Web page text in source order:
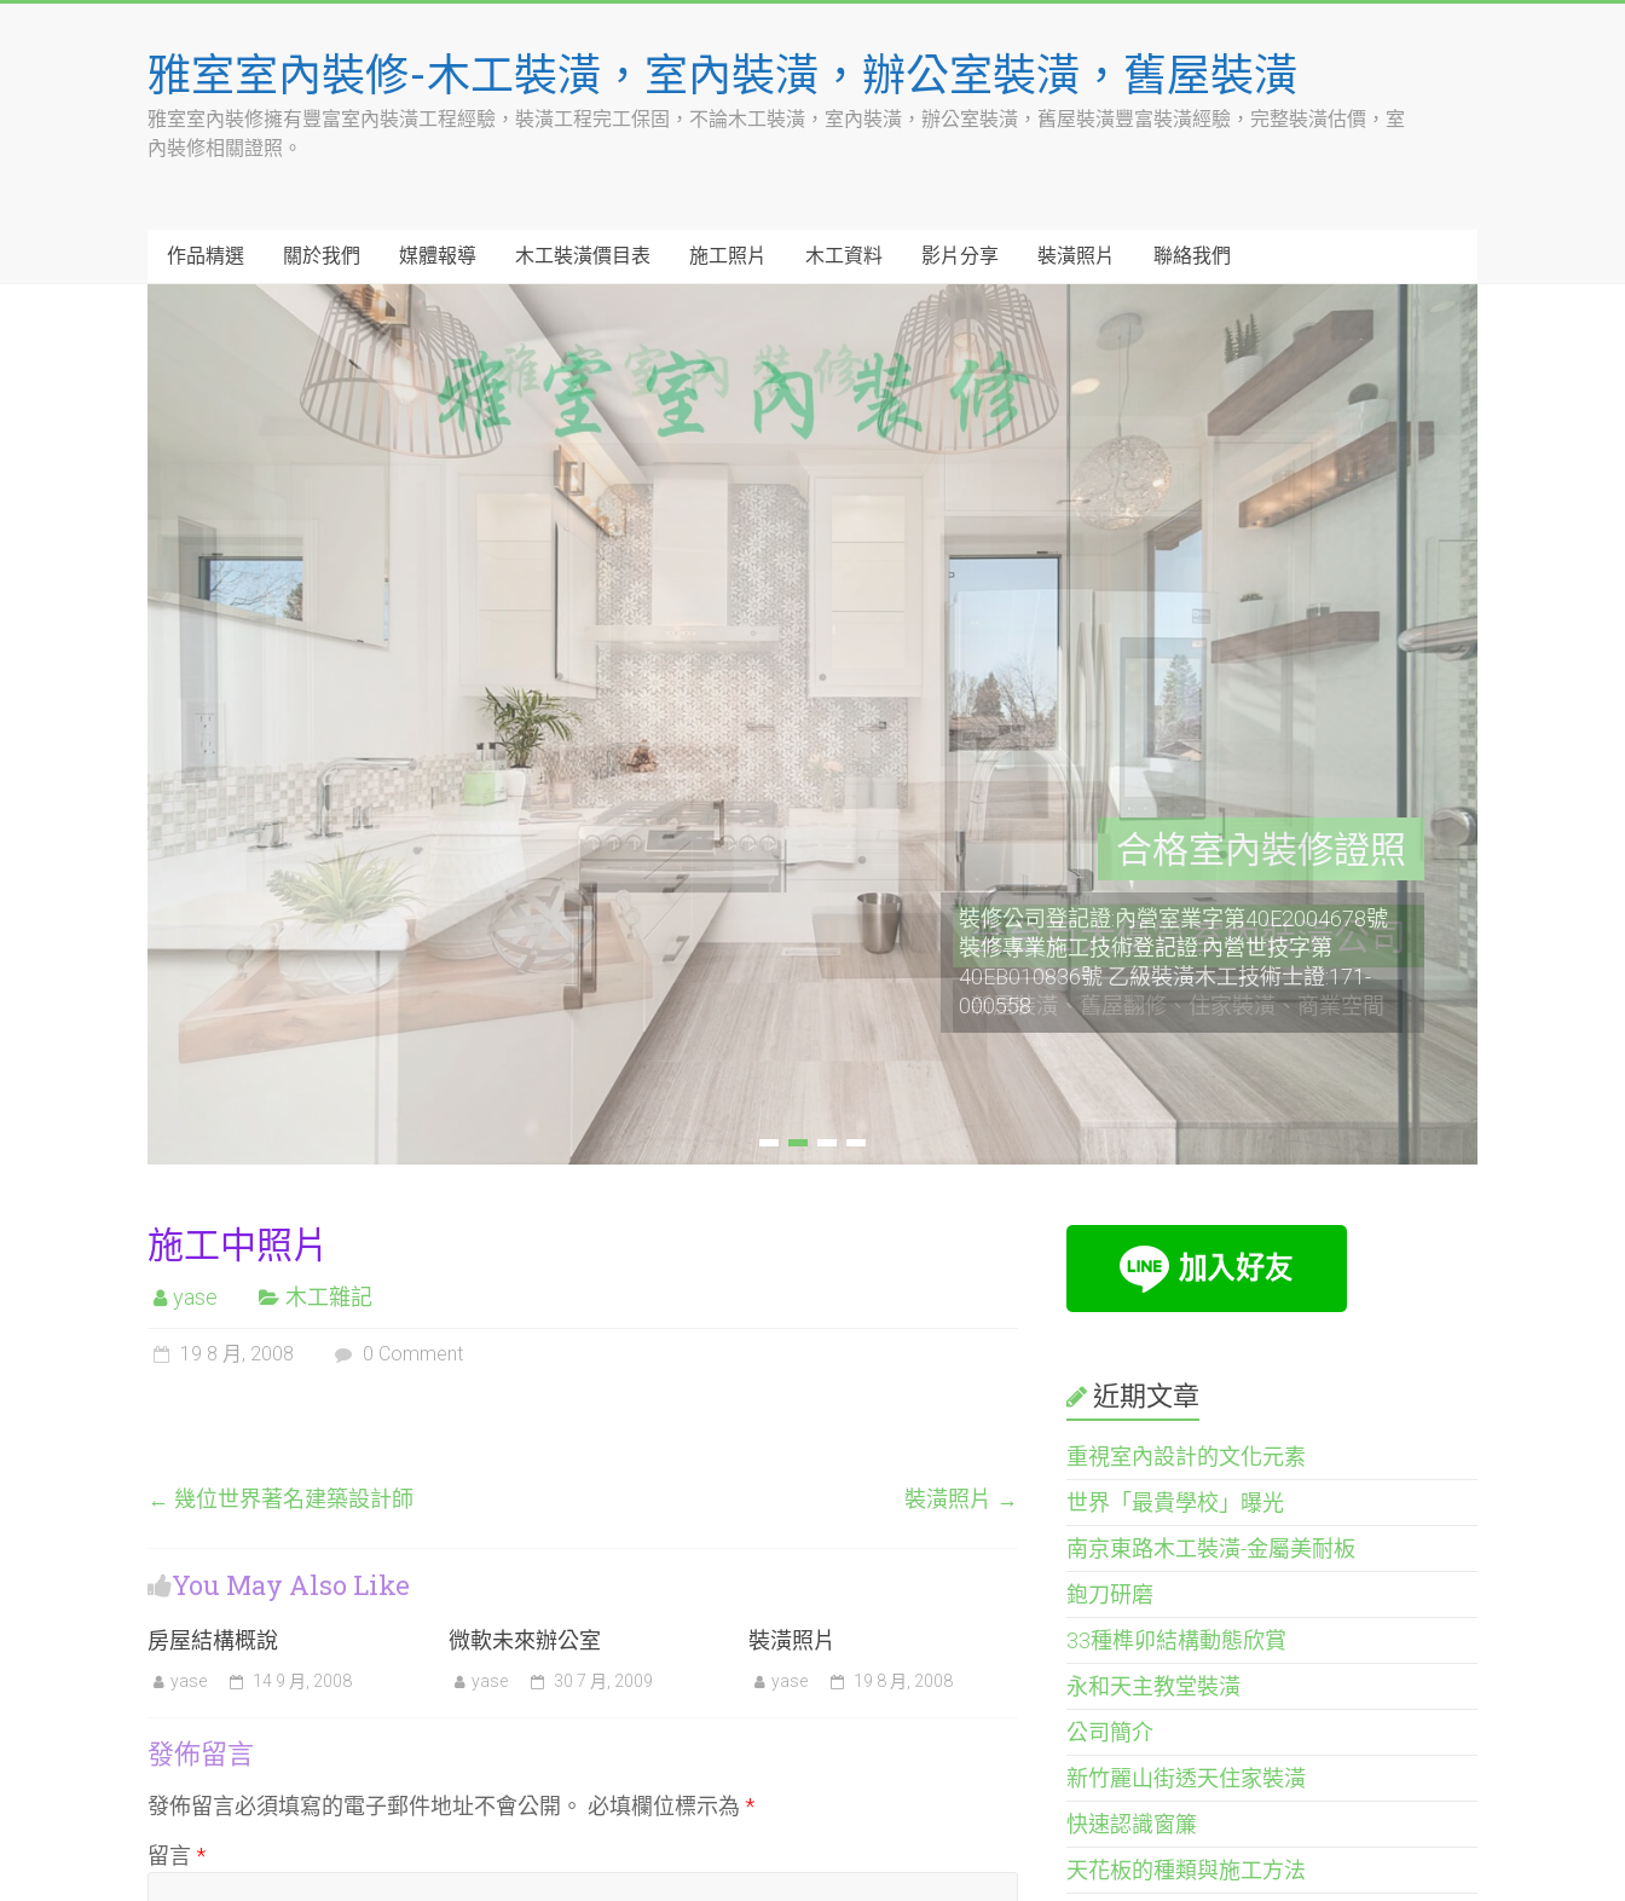
雅室室內裝修-木工裝潢，室內裝潢，辦公室裝潢，舊屋裝潢
雅室室內裝修擁有豐富室內裝潢工程經驗，裝潢工程完工保固，不論木工裝潢，室內裝潢，辦公室裝潢，舊屋裝潢豐富裝潢經驗，完整裝潢估價，室
內裝修相關證照。
作品精選 關於我們 媒體報導 木工裝潢價目表 施工照片 木工資料 影片分享 裝潢照片 聯絡我們
合格室內裝修證照
裝修公司登記證:內營室業字第40E2004678號
裝修專業施工技術登記證:內營世技字第
40EB010836號 乙級裝潢木工技術士證:171-
000558
施工中照片
yase 木工雜記
19 8 月, 2008 0 Comment
← 幾位世界著名建築設計師 裝潢照片 →
You May Also Like
房屋結構概說
yase 14 9 月, 2008
微軟未來辦公室
yase 30 7 月, 2009
裝潢照片
yase 19 8 月, 2008
發佈留言
發佈留言必須填寫的電子郵件地址不會公開。 必填欄位標示為 *
留言 *
近期文章
重視室內設計的文化元素
世界「最貴學校」曝光
南京東路木工裝潢-金屬美耐板
鉋刀研磨
33種榫卯結構動態欣賞
永和天主教堂裝潢
公司簡介
新竹麗山街透天住家裝潢
快速認識窗簾
天花板的種類與施工方法